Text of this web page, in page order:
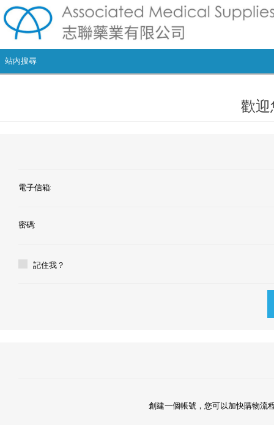
歡迎
電子信箱:
密碼:
記住我？
創建一個帳號，您可以加快購物流